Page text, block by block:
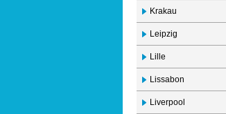
Krakau
Leipzig
Lille
Lissabon
Liverpool